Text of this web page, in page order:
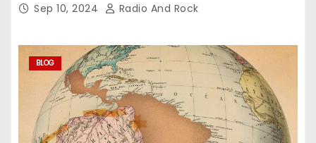
Sep 10, 2024 Radio And Rock
BLOG